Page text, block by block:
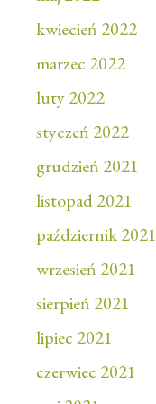
kwiecień 2022
marzec 2022
luty 2022
styczeń 2022
grudzień 2021
listopad 2021
październik 2021
wrzesień 2021
sierpień 2021
lipiec 2021
czerwiec 2021